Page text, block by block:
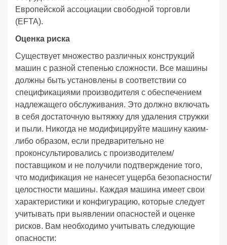
Европейской ассоциации свободной торговли
(EFTA).
Оценка риска
Существует множество различных конструкций
машин с разной степенью сложности. Все машины
должны быть установлены в соответствии со
спецификациями производителя с обеспечением
надлежащего обслуживания. Это должно включать
в себя достаточную вытяжку для удаления стружки
и пыли. Никогда не модифицируйте машину каким-
либо образом, если предварительно не
проконсультировались с производителем/
поставщиком и не получили подтверждение того,
что модификация не нанесет ущерба безопасности/
целостности машины. Каждая машина имеет свои
характеристики и конфигурацию, которые следует
учитывать при выявлении опасностей и оценке
рисков. Вам необходимо учитывать следующие
опасности: